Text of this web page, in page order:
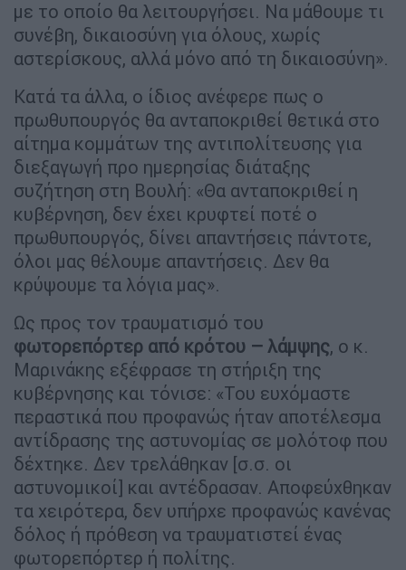
με το οποίο θα λειτουργήσει. Να μάθουμε τι
συνέβη, δικαιοσύνη για όλους, χωρίς
αστερίσκους, αλλά μόνο από τη δικαιοσύνη».
Κατά τα άλλα, ο ίδιος ανέφερε πως ο
πρωθυπουργός θα ανταποκριθεί θετικά στο
αίτημα κομμάτων της αντιπολίτευσης για
διεξαγωγή προ ημερησίας διάταξης
συζήτηση στη Βουλή: «Θα ανταποκριθεί η
κυβέρνηση, δεν έχει κρυφτεί ποτέ ο
πρωθυπουργός, δίνει απαντήσεις πάντοτε,
όλοι μας θέλουμε απαντήσεις. Δεν θα
κρύψουμε τα λόγια μας».
Ως προς τον τραυματισμό του
φωτορεπόρτερ από κρότου – λάμψης, ο κ.
Μαρινάκης εξέφρασε τη στήριξη της
κυβέρνησης και τόνισε: «Του ευχόμαστε
περαστικά που προφανώς ήταν αποτέλεσμα
αντίδρασης της αστυνομίας σε μολότοφ που
δέχτηκε. Δεν τρελάθηκαν [σ.σ. οι
αστυνομικοί] και αντέδρασαν. Αποφεύχθηκαν
τα χειρότερα, δεν υπήρχε προφανώς κανένας
δόλος ή πρόθεση να τραυματιστεί ένας
φωτορεπόρτερ ή πολίτης.